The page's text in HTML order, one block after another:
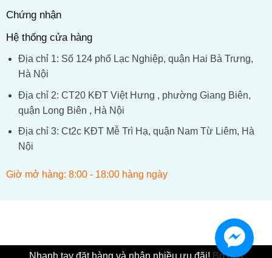
Chứng nhận
Hệ thống cửa hàng
Địa chỉ 1: Số 124 phố Lạc Nghiệp, quận Hai Bà Trưng,
Hà Nội
Địa chỉ 2: CT20 KĐT Việt Hưng , phường Giang Biên,
quận Long Biên , Hà Nội
Địa chỉ 3: Ct2c KĐT Mễ Trì Hạ, quận Nam Từ Liêm, Hà
Nội
Giờ mở hàng: 8:00 - 18:00 hàng ngày